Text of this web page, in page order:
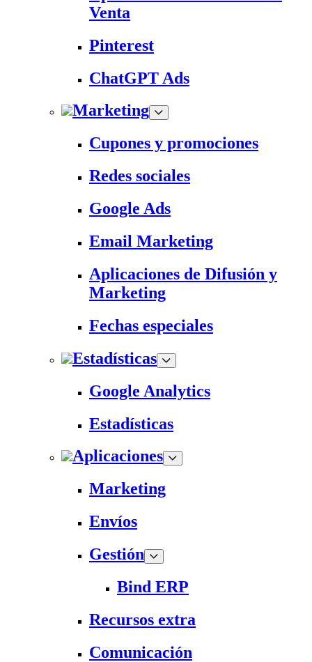
Venta
Pinterest
ChatGPT Ads
Marketing
Cupones y promociones
Redes sociales
Google Ads
Email Marketing
Aplicaciones de Difusión y
Marketing
Fechas especiales
Estadísticas
Google Analytics
Estadísticas
Aplicaciones
Marketing
Envíos
Gestión
Bind ERP
Recursos extra
Comunicación